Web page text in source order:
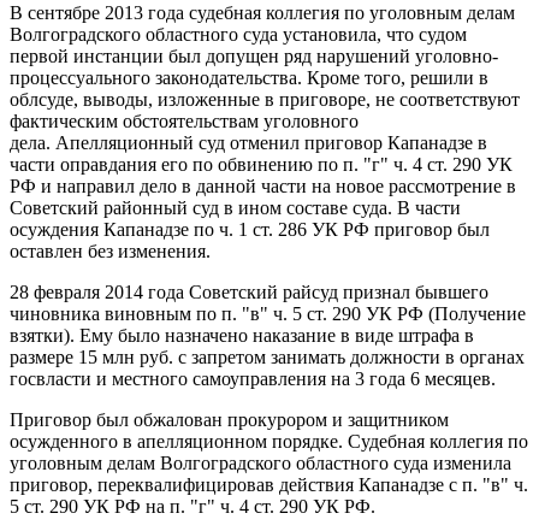
В сентябре 2013 года судебная коллегия по уголовным делам
Волгоградского областного суда установила, что судом
первой инстанции был допущен ряд нарушений уголовно-
процессуального законодательства. Кроме того, решили в
облсуде, выводы, изложенные в приговоре, не соответствуют
фактическим обстоятельствам уголовного
дела. Апелляционный суд отменил приговор Капанадзе в
части оправдания его по обвинению по п. "г" ч. 4 ст. 290 УК
РФ и направил дело в данной части на новое рассмотрение в
Советский районный суд в ином составе суда. В части
осуждения Капанадзе по ч. 1 ст. 286 УК РФ приговор был
оставлен без изменения.
28 февраля 2014 года Советский райсуд признал бывшего
чиновника виновным по п. "в" ч. 5 ст. 290 УК РФ (Получение
взятки). Ему было назначено наказание в виде штрафа в
размере 15 млн руб. с запретом занимать должности в органах
госвласти и местного самоуправления на 3 года 6 месяцев.
Приговор был обжалован прокурором и защитником
осужденного в апелляционном порядке. Судебная коллегия по
уголовным делам Волгоградского областного суда изменила
приговор, переквалифицировав действия Капанадзе с п. "в" ч.
5 ст. 290 УК РФ на п. "г" ч. 4 ст. 290 УК РФ.